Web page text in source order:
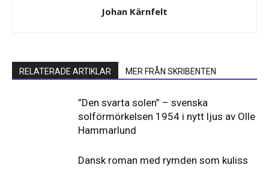
Johan Kärnfelt
RELATERADE ARTIKLAR MER FRÅN SKRIBENTEN
”Den svarta solen” – svenska
solförmörkelsen 1954 i nytt ljus av Olle
Hammarlund
Dansk roman med rymden som kuliss